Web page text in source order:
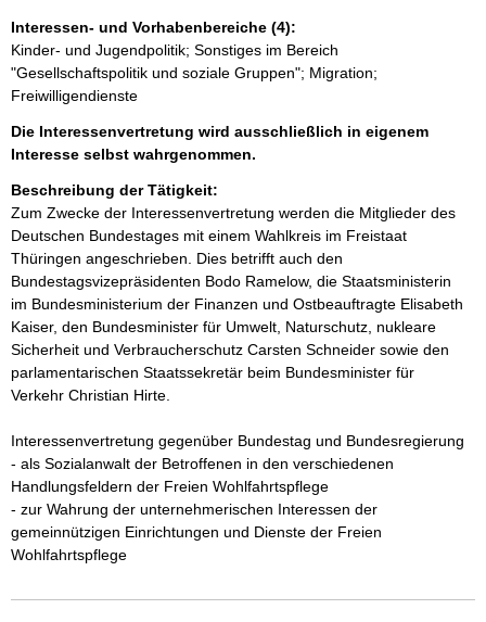
Interessen- und Vorhabenbereiche (4):
Kinder- und Jugendpolitik; Sonstiges im Bereich
"Gesellschaftspolitik und soziale Gruppen"; Migration;
Freiwilligendienste
Die Interessenvertretung wird ausschließlich in eigenem
Interesse selbst wahrgenommen.
Beschreibung der Tätigkeit:
Zum Zwecke der Interessenvertretung werden die Mitglieder des
Deutschen Bundestages mit einem Wahlkreis im Freistaat
Thüringen angeschrieben. Dies betrifft auch den
Bundestagsvizepräsidenten Bodo Ramelow, die Staatsministerin
im Bundesministerium der Finanzen und Ostbeauftragte Elisabeth
Kaiser, den Bundesminister für Umwelt, Naturschutz, nukleare
Sicherheit und Verbraucherschutz Carsten Schneider sowie den
parlamentarischen Staatssekretär beim Bundesminister für
Verkehr Christian Hirte.
Interessenvertretung gegenüber Bundestag und Bundesregierung
- als Sozialanwalt der Betroffenen in den verschiedenen
Handlungsfeldern der Freien Wohlfahrtspflege
- zur Wahrung der unternehmerischen Interessen der
gemeinnützigen Einrichtungen und Dienste der Freien
Wohlfahrtspflege